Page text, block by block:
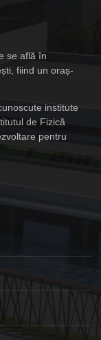
se află în
fiind un oraș-
institute
de Fizică
pentru